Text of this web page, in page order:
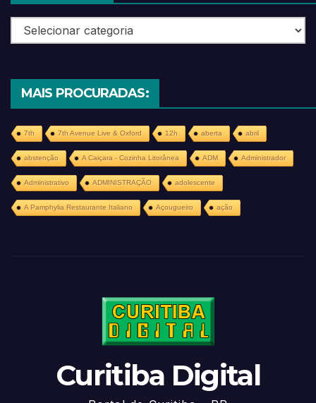
Categorias
MAIS PROCURADAS:
7th 7th Avenue Live & Oxford 12h aberta abril
abstenção A Caiçara - Cozinha Litorânea ADM Administrador
Administrativo ADMINISTRAÇÃO adolescente
A Pamphylia Restaurante Italiano Açougueiro ação
Curitiba Digital